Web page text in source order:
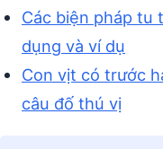
Các biện pháp
dụng và ví dụ
Con vịt có trước
câu đố thú vị